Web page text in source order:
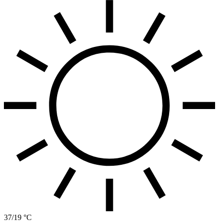
37/19 °C